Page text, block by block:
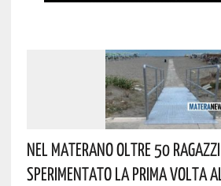
Nel Materano Oltre 50
Sperimentato La Prima Volta